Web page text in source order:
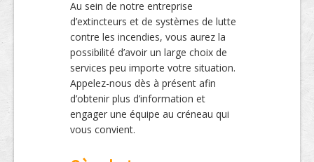
Au sein de notre entreprise
d’extincteurs et de systèmes de lutte
contre les incendies, vous aurez la
possibilité d’avoir un large choix de
services peu importe votre situation.
Appelez-nous dès à présent afin
d’obtenir plus d’information et
engager une équipe au créneau qui
vous convient.